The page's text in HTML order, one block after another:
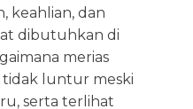
keahlian, dan
dibutuhkan di
merias
tidak luntur meski
serta terlihat